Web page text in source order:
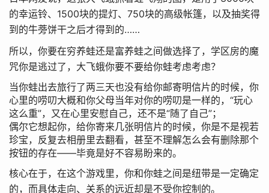
的幸运铃、1500块的提灯、750块的高级帐篷，以及抽奖得
到的牛蒡饼干之后才得到的……
所以，你要在穷养蛙还是富养蛙之间做选择了，学区房的魔
咒你是逃过了，大飞蛾你要不要给你蛙考虑考虑？
当你蛙出去旅行了两三天也没有给你邮寄明信片的时候，你
心里的唠叨大概和你父母当年对你的唠叨是一样的，“玩心
这么重”，又在心里安慰自己，还不是“随了自己”；
偶尔它想起你，给你寄来几张明信片的时候，你是不是视若
珍宝，反复去相册里去翻看，甚至不理解怎么会有删除那个
按钮的存在——毕竟是好不容易盼来的。
核心在于，在这个游戏里，你和你蛙之间是纽带是一定确定
的，而具体走向、关系的远近却是不受你控制的。